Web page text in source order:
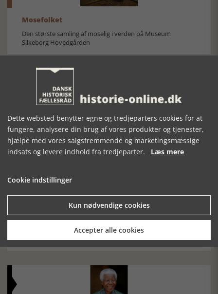
Mosefolket
Den største samling af moselig i verden på Museum
Silkeborg Hovedgården
Historisk festival i Faaborg
FOBURGH Faaborg Internationale Historie Festival 2026 30.
oktober - 1. november 2026
Historiens Aktører 79 - John Reed
Ole Mortensøn fortæller om den amerikanske journalist
Dette websted benytter egne og tredjeparters cookies for at
fungere, analysere din brug af vores produkter og tjenester,
hjælpe med vores salgsfremmende og marketingsmæssige
indsats og levere indhold fra tredjeparter. Læs mere
Cookie indstillinger
Kun nødvendige cookies
Accepter alle cookies